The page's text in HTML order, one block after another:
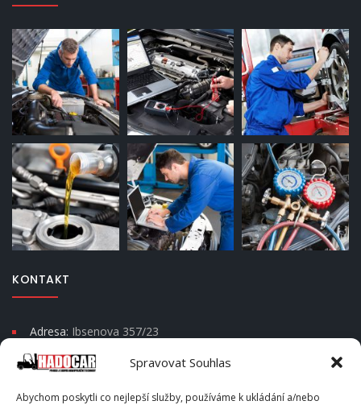
Spravovat Souhlas
Abychom poskytli co nejlepší služby, používáme k ukládání a/nebo
KONTAKT
Adresa: Ibsenova 357/23
Moravská Ostrava a Přívoz
Psč 702 00